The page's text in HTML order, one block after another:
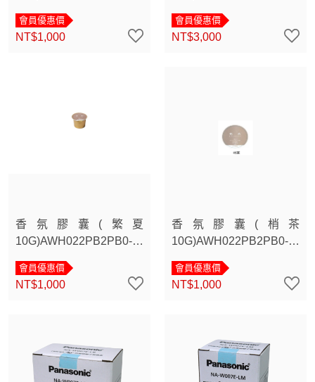
會員優惠價
NT$1,000
會員優惠價
NT$3,000
香氛膠囊(繁夏
10G)AWH022PB2PB0-
會員優惠價
NT$1,000
香氛膠囊(梢茶
10G)AWH022PB2PB0-
會員優惠價
NT$1,000